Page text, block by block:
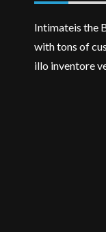
Intimateis the
with tons of
illo inventore